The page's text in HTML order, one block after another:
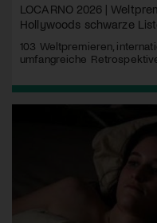
LOCARNO 2026 |
Hollywoods schwarze
103 Weltpremieren,
umfangreiche